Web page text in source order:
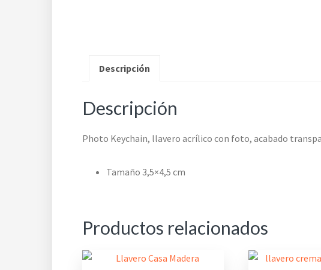
Descripción
Descripción
Photo Keychain, llavero acrílico con foto, acabado
Tamaño 3,5×4,5 cm
Productos relacionados